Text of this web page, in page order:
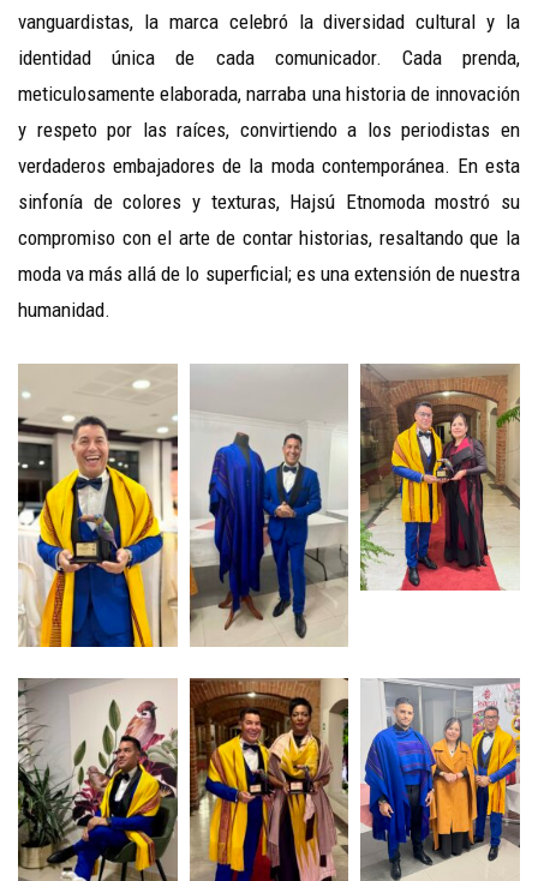
vanguardistas, la marca celebró la diversidad cultural y la
identidad única de cada comunicador. Cada prenda,
meticulosamente elaborada, narraba una historia de innovación
y respeto por las raíces, convirtiendo a los periodistas en
verdaderos embajadores de la moda contemporánea. En esta
sinfonía de colores y texturas, Hajsú Etnomoda mostró su
compromiso con el arte de contar historias, resaltando que la
moda va más allá de lo superficial; es una extensión de nuestra
humanidad.